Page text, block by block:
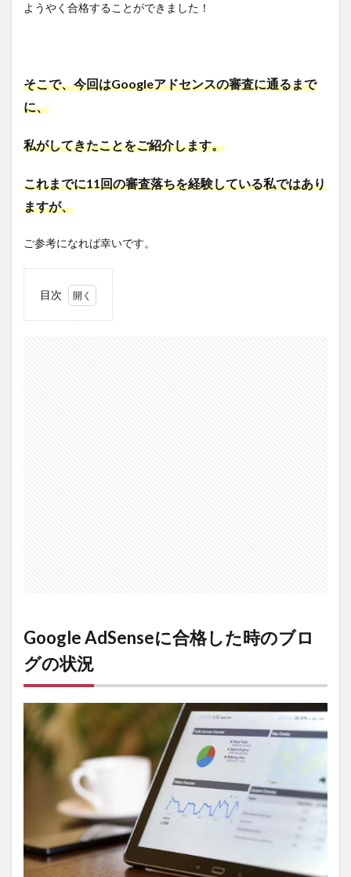
ようやく合格することができました！
そこで、今回はGoogleアドセンスの審査に通るまで
に、
私がしてきたことをご紹介します。
これまでに11回の審査落ちを経験している私ではあり
ますが、
ご参考になれば幸いです。
目次
事を
削除
する
2.3
3.お問
い合
フォ
ム・
トマ
ップ
の設
置
2.4
Google AdSenseに合格した時のブロ
グの状況